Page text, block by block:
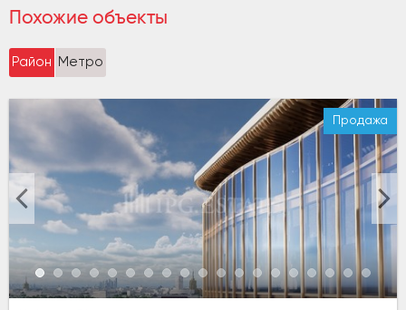
Похожие объекты
Район Метро
Продажа